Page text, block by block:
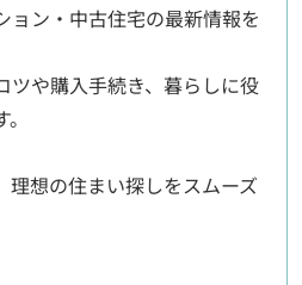
ョン・中古住宅の最新情報を
ツや購入手続き、暮らしに役
理想の住まい探しをスムーズ